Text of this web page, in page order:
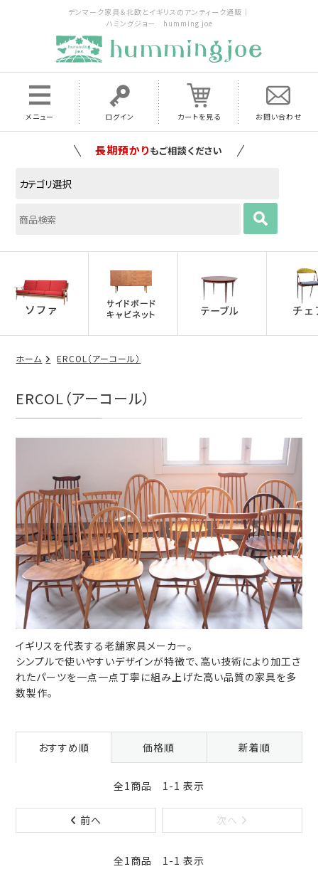
デンマーク家具＆北欧とイギリスのアンティーク通販｜
ハミングジョー humming joe
メニュー ログイン カートを見る お問い合わせ
長期預かりもご相談ください
ホーム ERCOL（アーコール）
ERCOL（アーコール）
イギリスを代表する老舗家具メーカー。
シンプルで使いやすいデザインが特徴で、高い技術により加工さ
れたパーツを一点一点丁寧に組み上げた高い品質の家具を多
数製作。
おすすめ順 価格順 新着順
全1商品 1-1 表示
前へ 次へ
全1商品 1-1 表示